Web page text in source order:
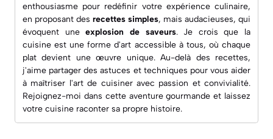
enthousiasme pour redéfinir votre expérience culinaire,
en proposant des recettes simples, mais audacieuses, qui
évoquent uneexplosion de saveurs. Je crois que la
cuisine est une forme d'art accessible à tous, où chaque
plat devient une œuvre unique. Au-delà des recettes,
j'aime partager des astuces et techniques pour vous aider
à maîtriser l'art de cuisiner avec passion et convivialité.
Rejoignez-moi dans cette aventure gourmande et laissez
votre cuisine raconter sa propre histoire.